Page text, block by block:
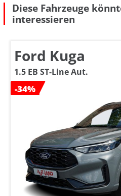
Diese Fahrzeuge
interessieren
Ford Kuga
1.5 EB ST-Line Aut.
-34%